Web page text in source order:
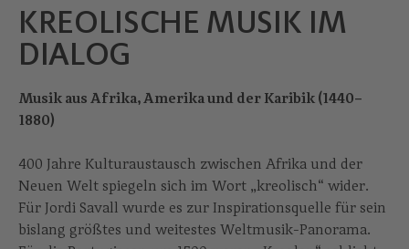
KREOLISCHE MUSIK IM
DIALOG
Musik aus Afrika, Amerika und der Karibik (1440–
1880)
400 Jahre Kulturaustausch zwischen Afrika und der
Neuen Welt spiegeln sich im Wort „kreolisch“ wider.
Für Jordi Savall wurde es zur Inspirationsquelle für sein
bislang größtes und weitestes Weltmusik-Panorama.